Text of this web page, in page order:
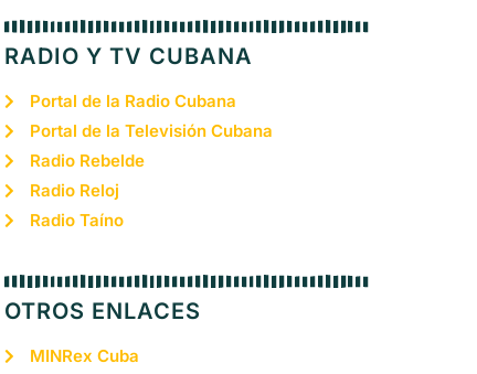
RADIO Y TV CUBANA
Portal de la Radio Cubana
Portal de la Televisión Cubana
Radio Rebelde
Radio Reloj
Radio Taíno
OTROS ENLACES
MINRex Cuba